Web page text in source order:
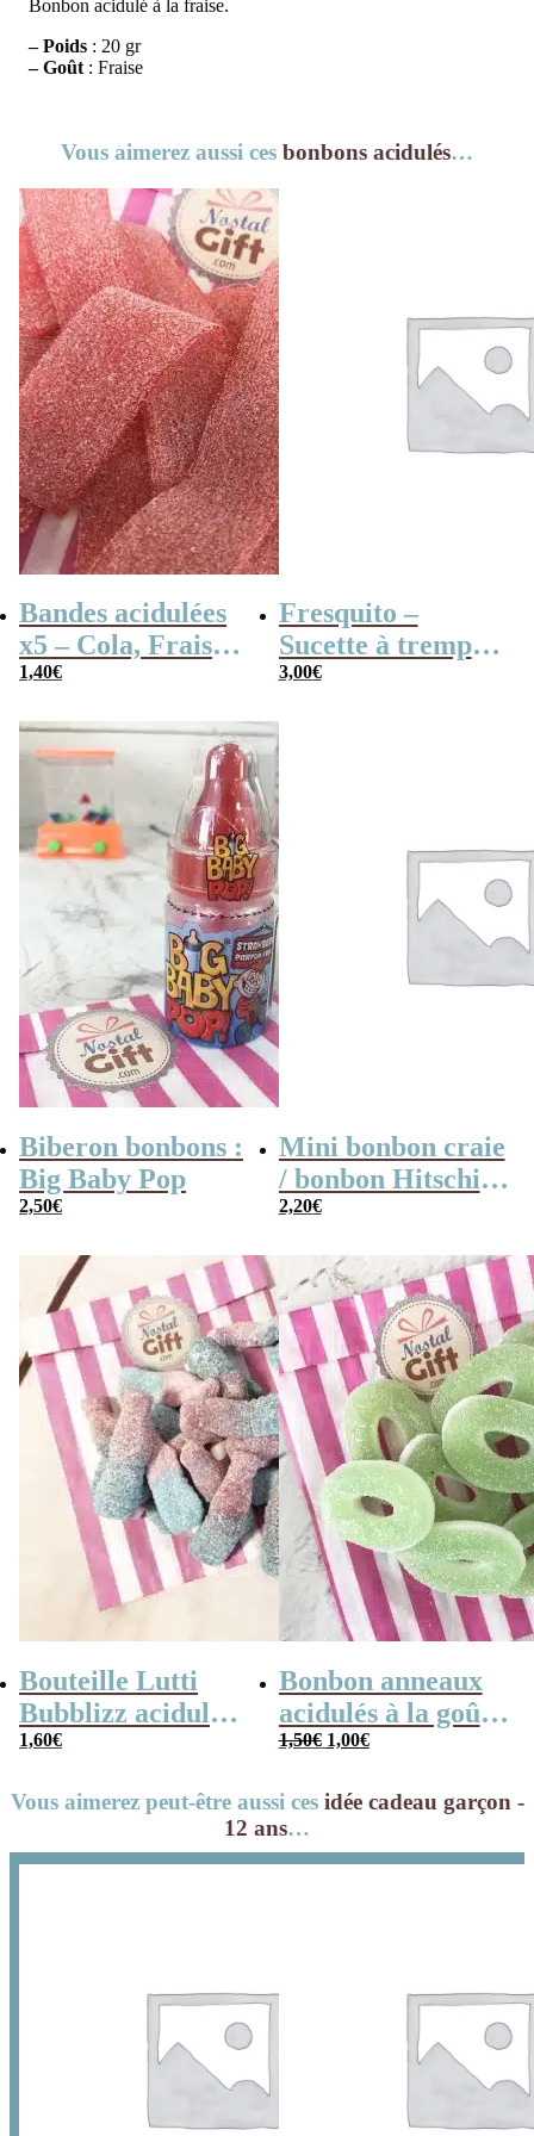
Bonbon acidulé à la fraise.
– Poids : 20 gr
– Goût : Fraise
Vous aimerez aussi ces bonbons acidulés…
Bandes acidulées
x5 – Cola, Fraise,
Framboise,
couleurs
1,40€
Fresquito –
Sucette à tremper
(goût cerise) x3
3,00€
Biberon bonbons :
Big Baby Pop
2,50€
Mini bonbon craie
/ bonbon Hitschies
acide au fruit x 40
2,20€
Bouteille Lutti
Bubblizz acidulées
x20
1,60€
Bonbon anneaux
acidulés à la goût
pomme x 10 –
1,50€ Le
prix
1,00€Le
prix
Vous aimerez peut-être aussi ces idée cadeau garçon -
12 ans…